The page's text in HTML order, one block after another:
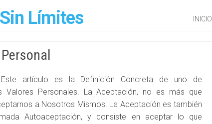
Límites INICIO
artículo es la Definición Concreta de uno de
Valores Personales. La Aceptación, no es más que
a Nosotros Mismos. La Aceptación es también
Autoaceptación, y consiste en aceptar lo que